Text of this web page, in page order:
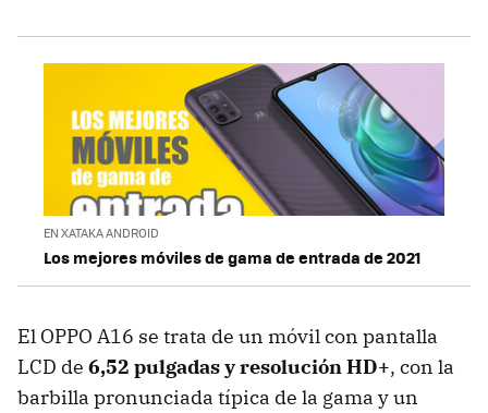
EN XATAKA ANDROID
Los mejores móviles de gama de entrada de 2021
El OPPO A16 se trata de un móvil con pantalla
LCD de 6,52 pulgadas y resolución HD+, con la
barbilla pronunciada típica de la gama y un